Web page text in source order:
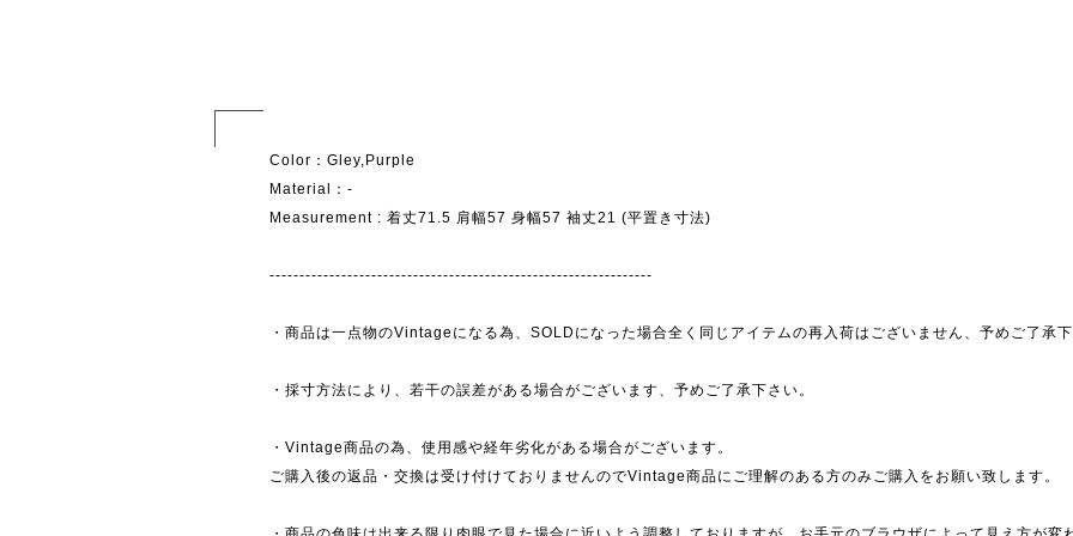
Color：Gley,Purple
Material：-
Measurement : 着丈71.5 肩幅57 身幅57 袖丈21 (平置き寸法)
----------------------------------------------------------------
・商品は一点物のVintageになる為、SOLDになった場合全く同じアイテムの再入荷はございません、予めご了承下
・採寸方法により、若干の誤差がある場合がございます、予めご了承下さい。
・Vintage商品の為、使用感や経年劣化がある場合がございます。
ご購入後の返品・交換は受け付けておりませんのでVintage商品にご理解のある方のみご購入をお願い致します。